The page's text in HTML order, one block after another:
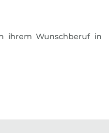
ihrem Wunschberuf in